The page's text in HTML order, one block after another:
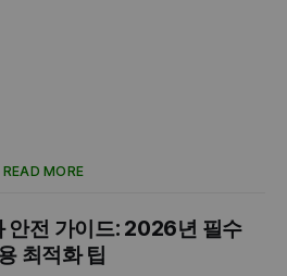
READ MORE
안전 가이드: 2026년 필수
최적화 팁